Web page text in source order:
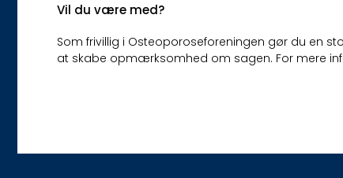
Vil du være med?
Som frivillig i Osteoporoseforeningen gør du en
at skabe opmærksomhed om sagen. For mere